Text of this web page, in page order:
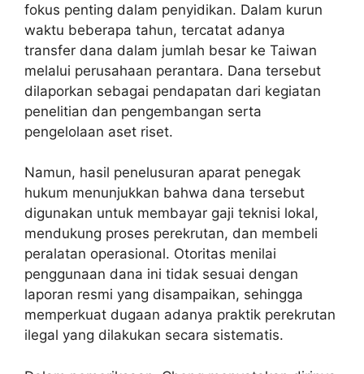
fokus penting dalam penyidikan. Dalam kurun
waktu beberapa tahun, tercatat adanya
transfer dana dalam jumlah besar ke Taiwan
melalui perusahaan perantara. Dana tersebut
dilaporkan sebagai pendapatan dari kegiatan
penelitian dan pengembangan serta
pengelolaan aset riset.
Namun, hasil penelusuran aparat penegak
hukum menunjukkan bahwa dana tersebut
digunakan untuk membayar gaji teknisi lokal,
mendukung proses perekrutan, dan membeli
peralatan operasional. Otoritas menilai
penggunaan dana ini tidak sesuai dengan
laporan resmi yang disampaikan, sehingga
memperkuat dugaan adanya praktik perekrutan
ilegal yang dilakukan secara sistematis.